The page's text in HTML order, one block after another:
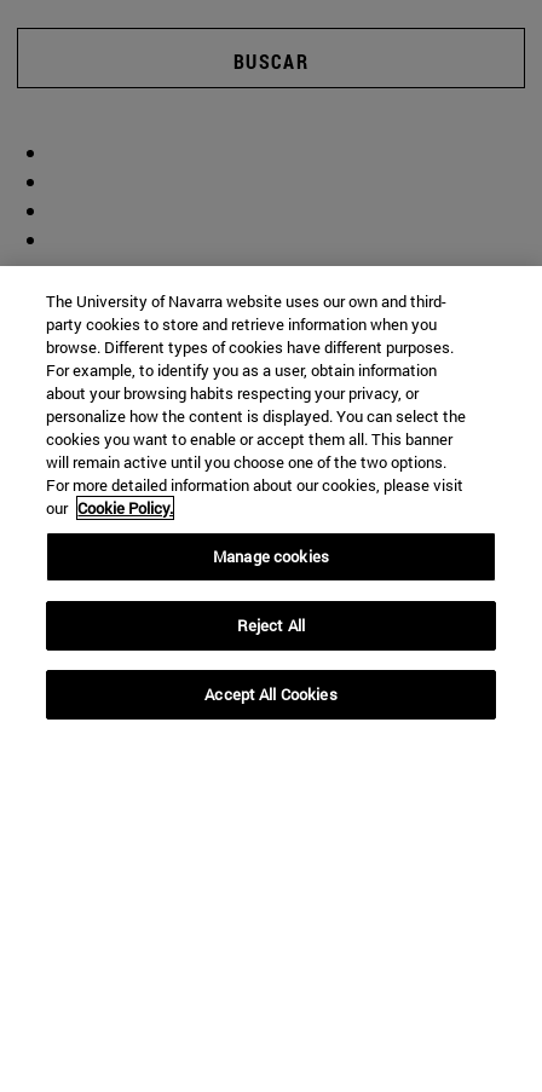
BUSCAR
Biblioteca(abre en nueva ventana)
(abre en nueva ventana)
Aula virtual ADI(abre en nueva ventana)
The University of Navarra website uses our own and third-
party cookies to store and retrieve information when you
browse. Different types of cookies have different purposes.
For example, to identify you as a user, obtain information
about your browsing habits respecting your privacy, or
personalize how the content is displayed. You can select the
cookies you want to enable or accept them all. This banner
will remain active until you choose one of the two options.
For more detailed information about our cookies, please visit
our Cookie Policy.
Manage cookies
Reject All
Accept All Cookies